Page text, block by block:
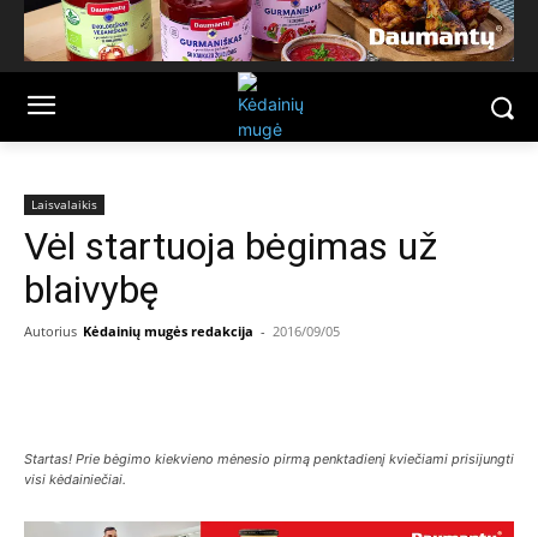
Laisvalaikis
Vėl startuoja bėgimas už
blaivybę
Autorius Kėdainių mugės redakcija - 2016/09/05
Startas! Prie bėgimo kiekvieno mėnesio pirmą penktadienį kviečiami prisijungti
visi kėdainiečiai.